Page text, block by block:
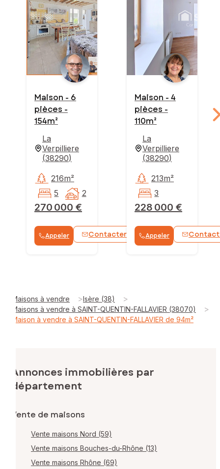
Maison - 6
pièces -
154m²
La
Verpilliere
(38290)
270 000 €
216m²
5
2
Appeler Contacter WhatsApp
Maison - 4
pièces -
110m²
La
Verpilliere
(38290)
228 000 €
213m²
3
Appeler
Maisons à vendre >Isère (38) >
Maisons à vendre à SAINT-QUENTIN-FALLAVIER (38070) >
Maison à vendre à SAINT-QUENTIN-FALLAVIER de 94m²
Annonces immobilières par
département
Vente de maisons
Vente maisons Nord (59)
Vente maisons Bouches-du-Rhône (13)
Vente maisons Rhône (69)